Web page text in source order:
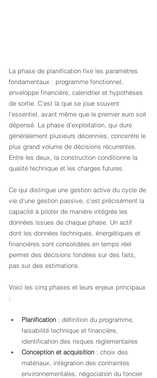
La phase de planification fixe les paramètres
fondamentaux : programme fonctionnel,
enveloppe financière, calendrier et hypothèses
de sortie. C’est là que se joue souvent
l’essentiel, avant même que le premier euro soit
dépensé. La phase d’exploitation, qui dure
généralement plusieurs décennies, concentre le
plus grand volume de décisions récurrentes.
Entre les deux, la construction conditionne la
qualité technique et les charges futures.
Ce qui distingue une gestion active du cycle de
vie d’une gestion passive, c’est précisément la
capacité à piloter de manière intégrée les
données issues de chaque phase. Un actif
dont les données techniques, énergétiques et
financières sont consolidées en temps réel
permet des décisions fondées sur des faits,
pas sur des estimations.
Voici les cinq phases et leurs enjeux principaux
:
Planification : définition du programme,
faisabilité technique et financière,
identification des risques réglementaires
Conception et acquisition : choix des
matériaux, intégration des contraintes
environnementales, négociation du foncier